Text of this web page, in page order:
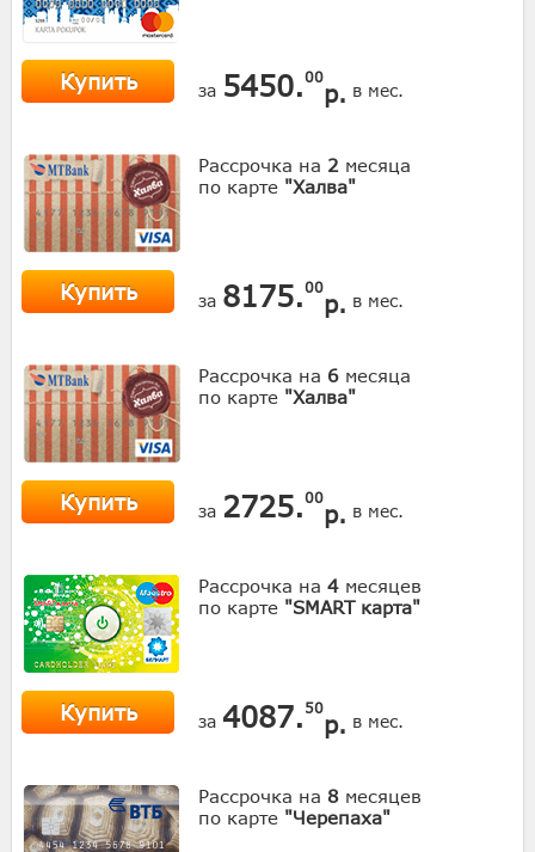
Купить за 5450.00
р. в мес.
Рассрочка на 2 месяца
по карте "Халва"
Купить за 8175.00
р. в мес.
Рассрочка на 6 месяца
по карте "Халва"
Купить за 2725.00
р. в мес.
Рассрочка на 4 месяцев
по карте "SMART карта"
Купить за 4087. 50
р. в мес.
Рассрочка на 8 месяцев
по карте "Черепаха"